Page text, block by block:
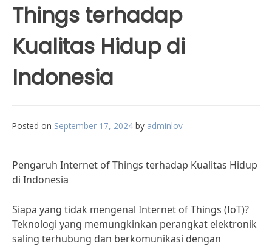
Things terhadap
Kualitas Hidup di
Indonesia
Posted on September 17, 2024 by adminlov
Pengaruh Internet of Things terhadap Kualitas Hidup
di Indonesia
Siapa yang tidak mengenal Internet of Things (IoT)?
Teknologi yang memungkinkan perangkat elektronik
saling terhubung dan berkomunikasi dengan